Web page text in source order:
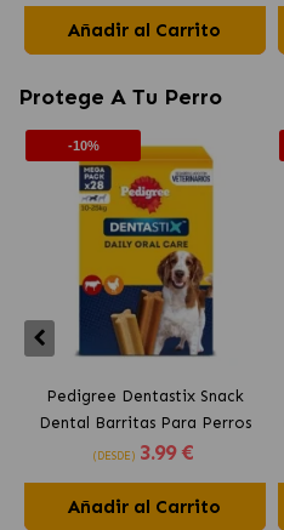
Añadir al Carrito
Protege A Tu Perro
-10%
Pedigree Dentastix Snack
Dental Barritas Para Perros
Medianos 10-25 kg
(DESDE) 3.99 €
Añadir al Carrito